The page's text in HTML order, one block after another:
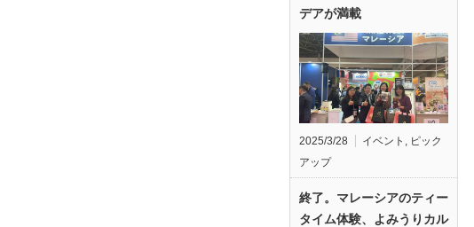
デアが満載
2025/3/28 イベント
ピック
アップ
終了。マレーシアのティー
タイム体験、よみうりカル